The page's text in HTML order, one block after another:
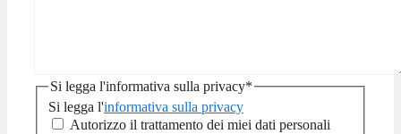
Si legga l'informativa sulla privacy*
Si legga l'informativa sulla privacy
Autorizzo il trattamento dei miei dati personali